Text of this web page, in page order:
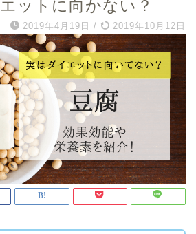
ットに向かない？
2019年4月19日 / 2019年10月12日